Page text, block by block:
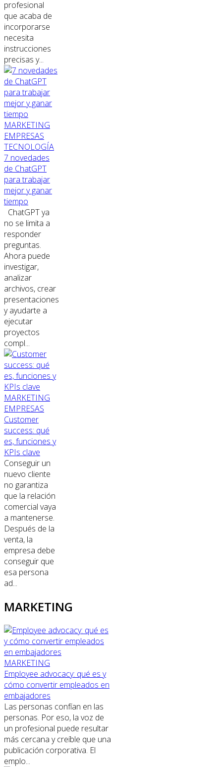
profesional
que acaba de
incorporarse
necesita
instrucciones
precisas y...
MARKETING
EMPRESAS
TECNOLOGÍA
7 novedades
de ChatGPT
para trabajar
mejor y ganar
tiempo
ChatGPT ya
no se limita a
responder
preguntas.
Ahora puede
investigar,
analizar
archivos, crear
presentaciones
y ayudarte a
ejecutar
proyectos
compl...
MARKETING
EMPRESAS
Customer
success: qué
es, funciones y
KPIs clave
Conseguir un
nuevo cliente
no garantiza
que la relación
comercial vaya
a mantenerse.
Después de la
venta, la
empresa debe
conseguir que
esa persona
ad...
MARKETING
MARKETING
Employee advocacy: qué es y
cómo convertir empleados en
embajadores
Las personas confían en las
personas. Por eso, la voz de
un profesional puede resultar
más cercana y creíble que una
publicación corporativa. El
emplo...